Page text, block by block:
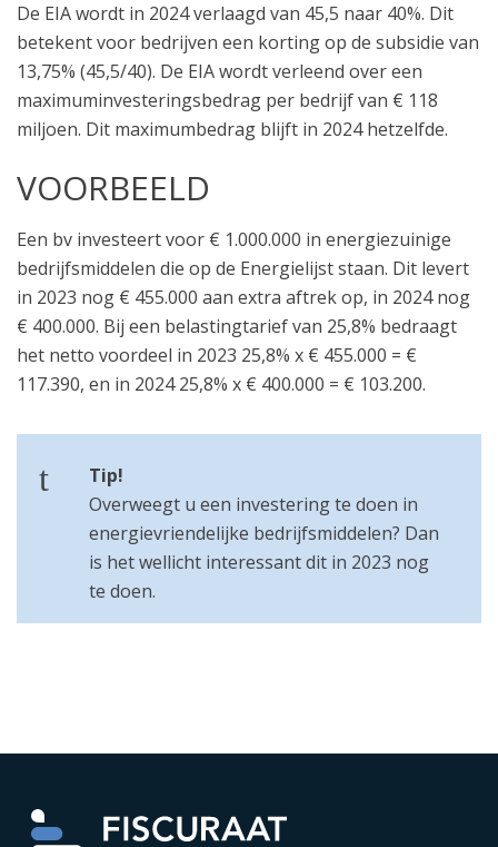
De EIA wordt in 2024 verlaagd van 45,5 naar 40%. Dit
betekent voor bedrijven een korting op de subsidie van
13,75% (45,5/40). De EIA wordt verleend over een
maximuminvesteringsbedrag per bedrijf van € 118
miljoen. Dit maximumbedrag blijft in 2024 hetzelfde.
VOORBEELD
Een bv investeert voor € 1.000.000 in energiezuinige
bedrijfsmiddelen die op de Energielijst staan. Dit levert
in 2023 nog € 455.000 aan extra aftrek op, in 2024 nog
€ 400.000. Bij een belastingtarief van 25,8% bedraagt
het netto voordeel in 2023 25,8% x € 455.000 = €
117.390, en in 2024 25,8% x € 400.000 = € 103.200.
Tip!
Overweegt u een investering te doen in
energievriendelijke bedrijfsmiddelen? Dan
is het wellicht interessant dit in 2023 nog
te doen.